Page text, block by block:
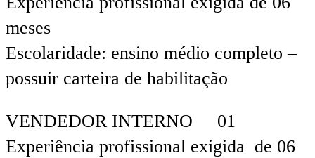
meses
Escolaridade: ensino médio completo –
possuir carteira de habilitação
VENDEDOR INTERNO 01
Experiência profissional exigida de 06